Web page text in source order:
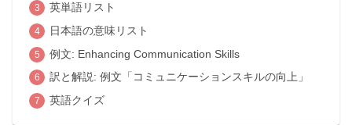
英単語リスト
日本語の意味リスト
例文: Enhancing Communication Skills
訳と解説: 例文「コミュニケーションスキルの向上」
英語クイズ